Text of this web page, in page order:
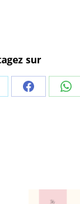
sur
Partager